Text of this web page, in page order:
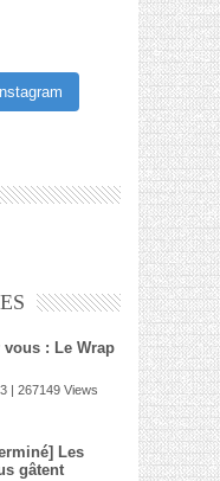
vous : Le Wrap
| 267149 Views
Les
gâtent